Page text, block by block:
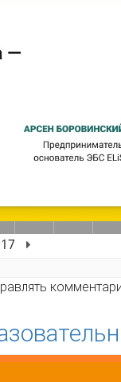
ресурсов и